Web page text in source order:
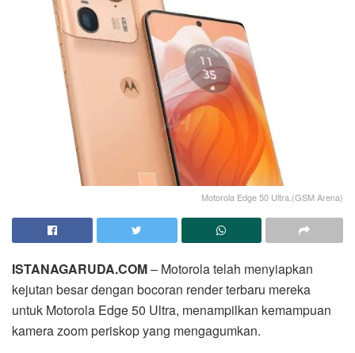
Motorola Edge 50 Ultra.(GSM Arena)
ISTANAGARUDA.COM– Motorola telah menyiapkan
kejutan besar dengan bocoran render terbaru mereka
untuk Motorola Edge 50 Ultra, menampilkan kemampuan
kamera zoom periskop yang mengagumkan.